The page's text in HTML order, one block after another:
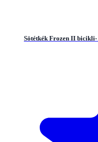
Sötétkék Frozen II